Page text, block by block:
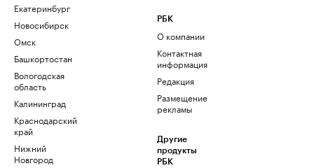
Екатеринбург
Новосибирск
Омск
Башкортостан
Вологодская
область
Калининград
Краснодарский
край
Нижний
Новгород
РБК
О компании
Контактная
информация
Редакция
Размещение
рекламы
Другие
продукты
РБК